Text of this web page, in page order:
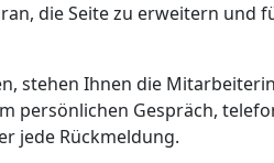
die Seite zu erweitern und
stehen Ihnen die
persönlichen Gespräch,
jede Rückmeldung.